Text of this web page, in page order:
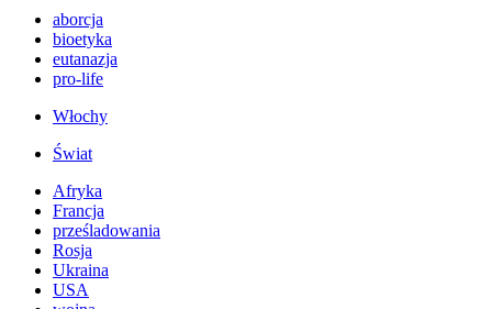
aborcja
bioetyka
eutanazja
pro-life
Włochy
Świat
Afryka
Francja
prześladowania
Rosja
Ukraina
USA